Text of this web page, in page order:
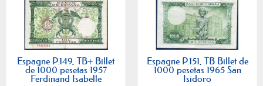
Espagne P.149, TB+ Billet
de 1000 pesetas 1957
Ferdinand Isabelle
Espagne P.151, TB Billet de
1000 pesetas 1965 San
Isidoro